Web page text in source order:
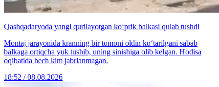
Qashqadaryoda yangi qurilayotgan ko‘prik balkasi qulab tushdi
Montaj jarayonida kranning bir tomoni oldin ko‘tarilgani sabab
balkaga ortiqcha yuk tushib, uning sinishiga olib kelgan. Hodisa
oqibatida hech kim jabrlanmagan.
18:52 / 08.08.2026